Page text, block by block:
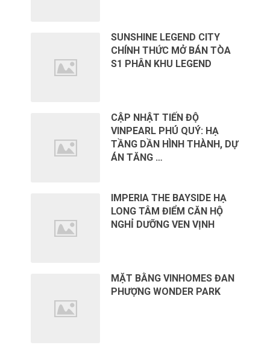
SUNSHINE LEGEND CITY
CHÍNH THỨC MỞ BÁN TÒA
S1 PHÂN KHU LEGEND
CẬP NHẬT TIẾN ĐỘ
VINPEARL PHÚ QUÝ: HẠ
TẦNG DẦN HÌNH THÀNH, DỰ
ÁN TĂNG …
IMPERIA THE BAYSIDE HẠ
LONG TÂM ĐIỂM CĂN HỘ
NGHỈ DƯỠNG VEN VỊNH
MẶT BẰNG VINHOMES ĐAN
PHƯỢNG WONDER PARK